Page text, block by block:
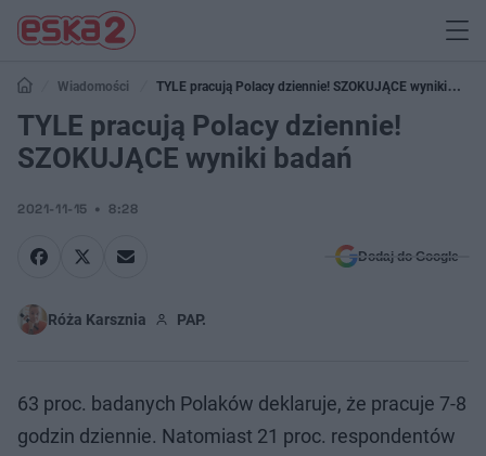
Wiadomości
TYLE pracują Polacy dziennie! SZOKUJĄCE wyniki
badań
TYLE pracują Polacy dziennie!
SZOKUJĄCE wyniki badań
2021-11-15 8:28
Dodaj do Google
Róża Karsznia PAP.
63 proc. badanych Polaków deklaruje, że pracuje 7-8
godzin dziennie. Natomiast 21 proc. respondentów